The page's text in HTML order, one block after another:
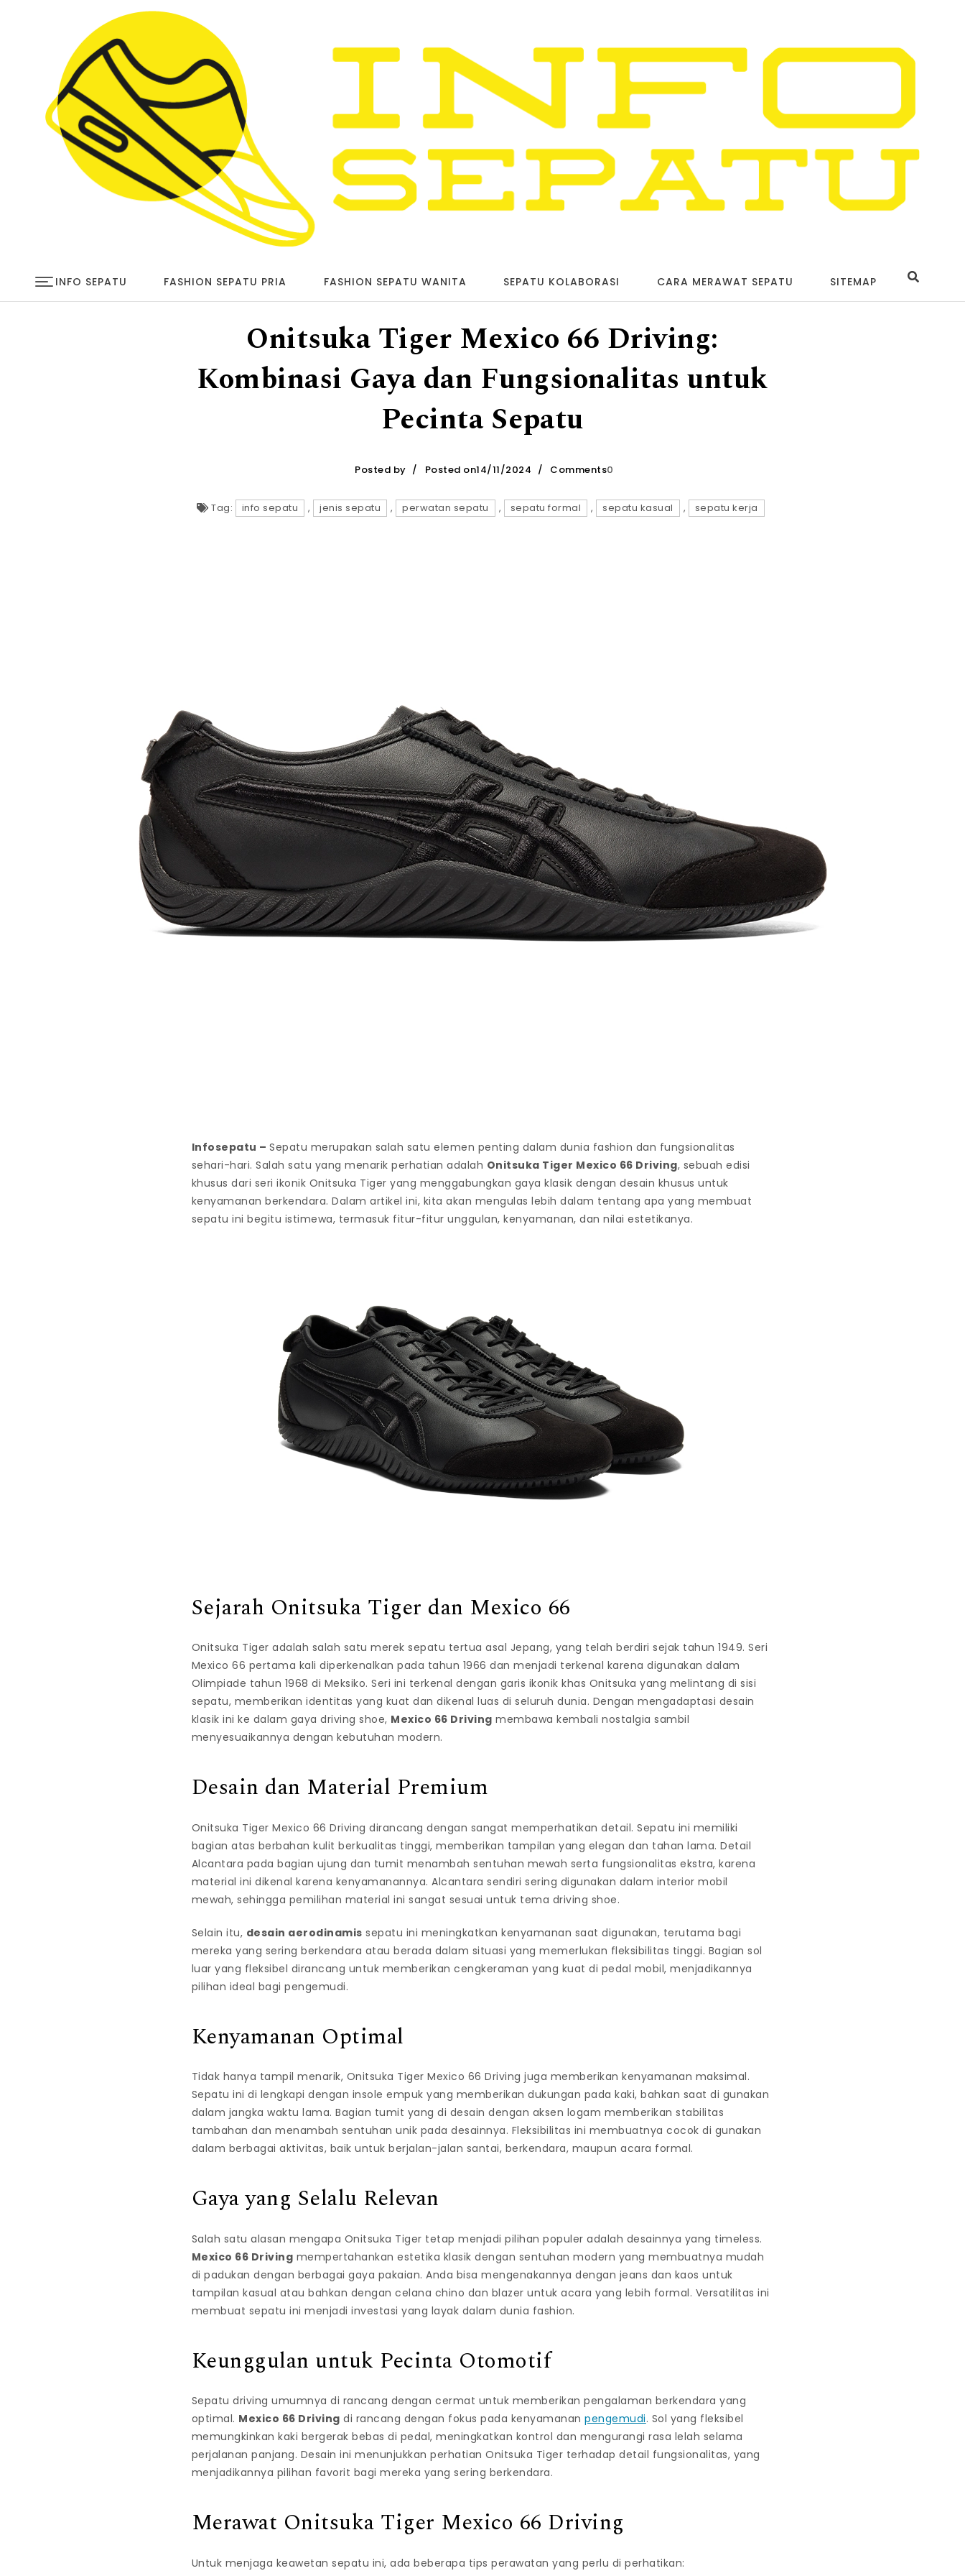
INFO SEPATU FASHION SEPATU PRIA FASHION SEPATU WANITA SEPATU KOLABORASI CARA MERAWAT SEPATU SITEMAP
Onitsuka Tiger Mexico 66 Driving:
Kombinasi Gaya dan Fungsionalitas untuk
Pecinta Sepatu
Posted by Posted on14/11/2024 Comments0
Tag: info sepatu , jenis sepatu , perwatan sepatu , sepatu formal , sepatu kasual , sepatu kerja
Infosepatu –Sepatu merupakan salah satu elemen penting dalam dunia fashion dan fungsionalitas
sehari-hari. Salah satu yang menarik perhatian adalah Onitsuka Tiger Mexico 66 Driving, sebuah edisi
khusus dari seri ikonik Onitsuka Tiger yang menggabungkan gaya klasik dengan desain khusus untuk
kenyamanan berkendara. Dalam artikel ini, kita akan mengulas lebih dalam tentang apa yang membuat
sepatu ini begitu istimewa, termasuk fitur-fitur unggulan, kenyamanan, dan nilai estetikanya.
Sejarah Onitsuka Tiger dan Mexico 66
Onitsuka Tiger adalah salah satu merek sepatu tertua asal Jepang, yang telah berdiri sejak tahun 1949. Seri
Mexico 66 pertama kali diperkenalkan pada tahun 1966 dan menjadi terkenal karena digunakan dalam
Olimpiade tahun 1968 di Meksiko. Seri ini terkenal dengan garis ikonik khas Onitsuka yang melintang di sisi
sepatu, memberikan identitas yang kuat dan dikenal luas di seluruh dunia. Dengan mengadaptasi desain
klasik ini ke dalam gaya driving shoe, Mexico 66 Driving membawa kembali nostalgia sambil
menyesuaikannya dengan kebutuhan modern.
Desain dan Material Premium
Onitsuka Tiger Mexico 66 Driving dirancang dengan sangat memperhatikan detail. Sepatu ini memiliki
bagian atas berbahan kulit berkualitas tinggi, memberikan tampilan yang elegan dan tahan lama. Detail
Alcantara pada bagian ujung dan tumit menambah sentuhan mewah serta fungsionalitas ekstra, karena
material ini dikenal karena kenyamanannya. Alcantara sendiri sering digunakan dalam interior mobil
mewah, sehingga pemilihan material ini sangat sesuai untuk tema driving shoe.
Selain itu, desain aerodinamis sepatu ini meningkatkan kenyamanan saat digunakan, terutama bagi
mereka yang sering berkendara atau berada dalam situasi yang memerlukan fleksibilitas tinggi. Bagian sol
luar yang fleksibel dirancang untuk memberikan cengkeraman yang kuat di pedal mobil, menjadikannya
pilihan ideal bagi pengemudi.
Kenyamanan Optimal
Tidak hanya tampil menarik, Onitsuka Tiger Mexico 66 Driving juga memberikan kenyamanan maksimal.
Sepatu ini di lengkapi dengan insole empuk yang memberikan dukungan pada kaki, bahkan saat di gunakan
dalam jangka waktu lama. Bagian tumit yang di desain dengan aksen logam memberikan stabilitas
tambahan dan menambah sentuhan unik pada desainnya. Fleksibilitas ini membuatnya cocok di gunakan
dalam berbagai aktivitas, baik untuk berjalan-jalan santai, berkendara, maupun acara formal.
Gaya yang Selalu Relevan
Salah satu alasan mengapa Onitsuka Tiger tetap menjadi pilihan populer adalah desainnya yang timeless.
Mexico 66 Driving mempertahankan estetika klasik dengan sentuhan modern yang membuatnya mudah
di padukan dengan berbagai gaya pakaian. Anda bisa mengenakannya dengan jeans dan kaos untuk
tampilan kasual atau bahkan dengan celana chino dan blazer untuk acara yang lebih formal. Versatilitas ini
membuat sepatu ini menjadi investasi yang layak dalam dunia fashion.
Keunggulan untuk Pecinta Otomotif
Sepatu driving umumnya di rancang dengan cermat untuk memberikan pengalaman berkendara yang
optimal. Mexico 66 Driving di rancang dengan fokus pada kenyamananpengemudi. Sol yang fleksibel
memungkinkan kaki bergerak bebas di pedal, meningkatkan kontrol dan mengurangi rasa lelah selama
perjalanan panjang. Desain ini menunjukkan perhatian Onitsuka Tiger terhadap detail fungsionalitas, yang
menjadikannya pilihan favorit bagi mereka yang sering berkendara.
Merawat Onitsuka Tiger Mexico 66 Driving
Untuk menjaga keawetan sepatu ini, ada beberapa tips perawatan yang perlu di perhatikan: